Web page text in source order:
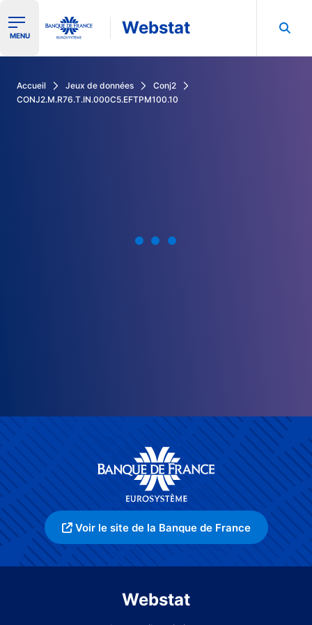
Ouvrir le menu de navigation
MENU Webstat
Accueil Jeux de données
Conj2
CONJ2.M.R76.T.IN.000C5.EFTPM100.10
Voir le site de la Banque de France
Webstat